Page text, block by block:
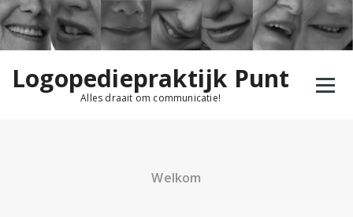
Ga
naar
de
Logopediepraktijk Punt
Alles draait om communicatie!
Welkom